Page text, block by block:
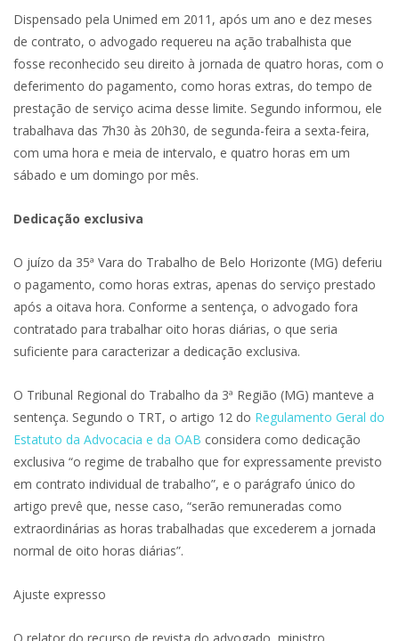
Dispensado pela Unimed em 2011, após um ano e dez meses
de contrato, o advogado requereu na ação trabalhista que
fosse reconhecido seu direito à jornada de quatro horas, com o
deferimento do pagamento, como horas extras, do tempo de
prestação de serviço acima desse limite. Segundo informou, ele
trabalhava das 7h30 às 20h30, de segunda-feira a sexta-feira,
com uma hora e meia de intervalo, e quatro horas em um
sábado e um domingo por mês.
Dedicação exclusiva
O juízo da 35ª Vara do Trabalho de Belo Horizonte (MG) deferiu
o pagamento, como horas extras, apenas do serviço prestado
após a oitava hora. Conforme a sentença, o advogado fora
contratado para trabalhar oito horas diárias, o que seria
suficiente para caracterizar a dedicação exclusiva.
O Tribunal Regional do Trabalho da 3ª Região (MG) manteve a
sentença. Segundo o TRT, o artigo 12 do Regulamento Geral do
Estatuto da Advocacia e da OAB considera como dedicação
exclusiva “o regime de trabalho que for expressamente previsto
em contrato individual de trabalho”, e o parágrafo único do
artigo prevê que, nesse caso, “serão remuneradas como
extraordinárias as horas trabalhadas que excederem a jornada
normal de oito horas diárias”.
Ajuste expresso